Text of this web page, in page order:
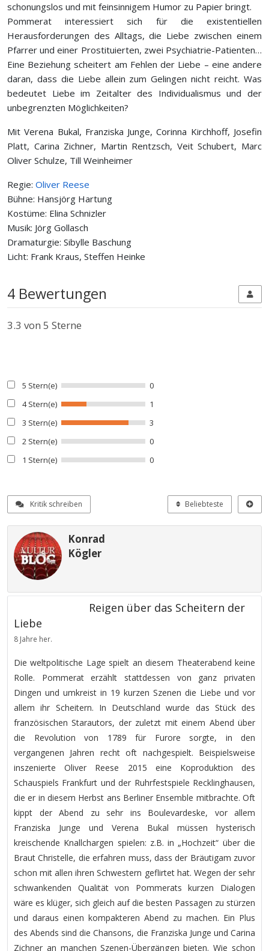
schonungslos und mit feinsinnigem Humor zu Papier bringt.
Pommerat interessiert sich für die existentiellen
Herausforderungen des Alltags, die Liebe zwischen einem
Pfarrer und einer Prostituierten, zwei Psychiatrie-Patienten…
Eine Beziehung scheitert am Fehlen der Liebe – eine andere
daran, dass die Liebe allein zum Gelingen nicht reicht. Was
bedeutet Liebe im Zeitalter des Individualismus und der
unbegrenzten Möglichkeiten?
Mit Verena Bukal, Franziska Junge, Corinna Kirchhoff, Josefin
Platt, Carina Zichner, Martin Rentzsch, Veit Schubert, Marc
Oliver Schulze, Till Weinheimer
Regie: Oliver Reese
Bühne: Hansjörg Hartung
Kostüme: Elina Schnizler
Musik: Jörg Gollasch
Dramaturgie: Sibylle Baschung
Licht: Frank Kraus, Steffen Heinke
4 Bewertungen
3.3 von 5 Sterne
5 Stern(e)
0
4 Stern(e)
1
3 Stern(e)
3
2 Stern(e)
0
1 Stern(e)
0
Kritik schreiben Beliebteste
Konrad
Kögler
Reigen über das Scheitern der
Liebe
8 Jahre her.
Die weltpolitische Lage spielt an diesem Theaterabend keine
Rolle. Pommerat erzählt stattdessen von ganz privaten
Dingen und umkreist in 19 kurzen Szenen die Liebe und vor
allem ihr Scheitern. In Deutschland wurde das Stück des
französischen Starautors, der zuletzt mit einem Abend über
die Revolution von 1789 für Furore sorgte, in den
vergangenen Jahren recht oft nachgespielt. Beispielsweise
inszenierte Oliver Reese 2015 eine Koproduktion des
Schauspiels Frankfurt und der Ruhrfestspiele Recklinghausen,
die er in diesem Herbst ans Berliner Ensemble mitbrachte. Oft
kippt der Abend zu sehr ins Boulevardeske, vor allem
Franziska Junge und Verena Bukal müssen hysterisch
kreischende Knallchargen spielen: z.B. in „Hochzeit“ über die
Braut Christelle, die erfahren muss, dass der Bräutigam zuvor
schon mit allen ihren Schwestern geflirtet hat. Wegen der sehr
schwankenden Qualität von Pommerats kurzen Dialogen
wäre es klüger, sich gleich auf die besten Passagen zu stürzen
und daraus einen kompakteren Abend zu machen. Ein Plus
des Abends sind die Chansons, die Franziska Junge und Carina
Zichner an manchen Szenen-Übergängen bieten. Wie schon